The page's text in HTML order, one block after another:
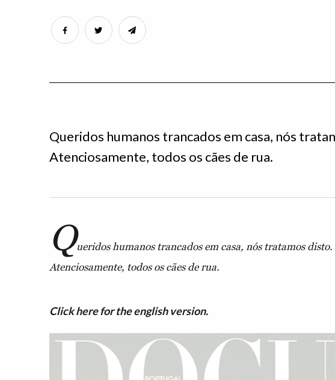
Queridos humanos trancados em casa, nós
Atenciosamente, todos os cães de rua.
Queridos humanos trancados em casa, nós tratamos disto.
Atenciosamente, todos os cães de rua.
Click here for the english version.